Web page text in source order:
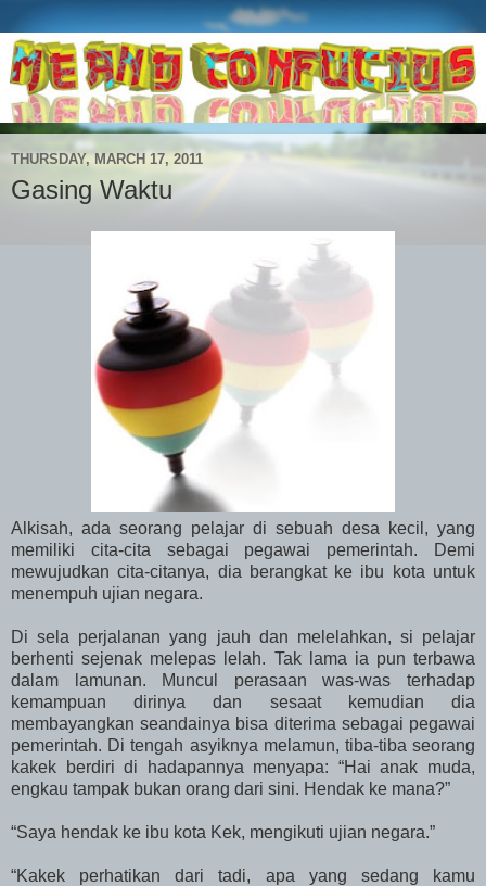
THURSDAY, MARCH 17, 2011
Gasing Waktu
Alkisah, ada seorang pelajar di sebuah desa kecil, yang
memiliki cita-cita sebagai pegawai pemerintah. Demi
mewujudkan cita-citanya, dia berangkat ke ibu kota untuk
menempuh ujian negara.
Di sela perjalanan yang jauh dan melelahkan, si pelajar
berhenti sejenak melepas lelah. Tak lama ia pun terbawa
dalam lamunan. Muncul perasaan was-was terhadap
kemampuan dirinya dan sesaat kemudian dia
membayangkan seandainya bisa diterima sebagai pegawai
pemerintah. Di tengah asyiknya melamun, tiba-tiba seorang
kakek berdiri di hadapannya menyapa: “Hai anak muda,
engkau tampak bukan orang dari sini. Hendak ke mana?”
“Saya hendak ke ibu kota Kek, mengikuti ujian negara.”
“Kakek perhatikan dari tadi, apa yang sedang kamu